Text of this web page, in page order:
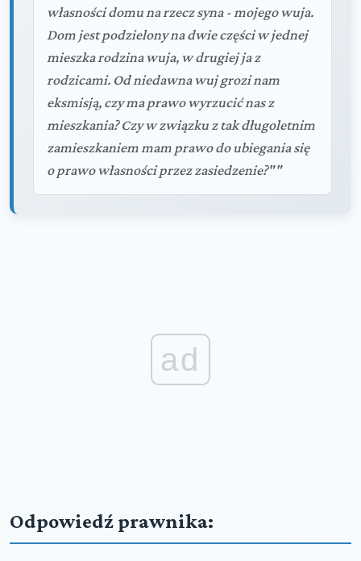
własności domu na rzecz syna - mojego wuja.
Dom jest podzielony na dwie części w jednej
mieszka rodzina wuja, w drugiej ja z
rodzicami. Od niedawna wuj grozi nam
eksmisją, czy ma prawo wyrzucić nas z
mieszkania? Czy w związku z tak długoletnim
zamieszkaniem mam prawo do ubiegania się
o prawo własności przez zasiedzenie?""
ad
Odpowiedź prawnika: